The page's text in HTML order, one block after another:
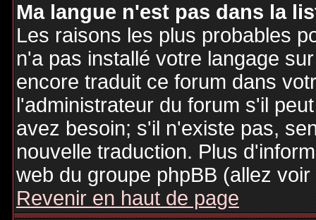
Ma langue n'est pas dans la
Les raisons les plus probables
n'a pas installé votre langage
encore traduit ce forum dans
l'administrateur du forum s'il
avez besoin; s'il n'existe pas,
nouvelle traduction. Plus
web du groupe phpBB (allez
Revenir en haut de page